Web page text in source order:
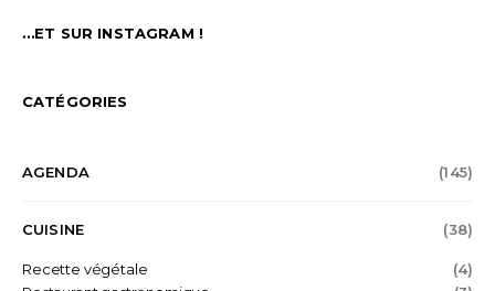
…ET SUR INSTAGRAM !
CATÉGORIES
AGENDA (145)
CUISINE (38)
Recette végétale
(4)